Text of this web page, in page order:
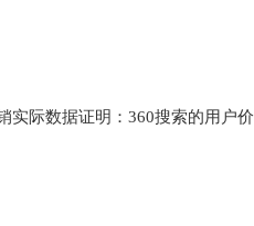
实际数据证明：360搜索的用户